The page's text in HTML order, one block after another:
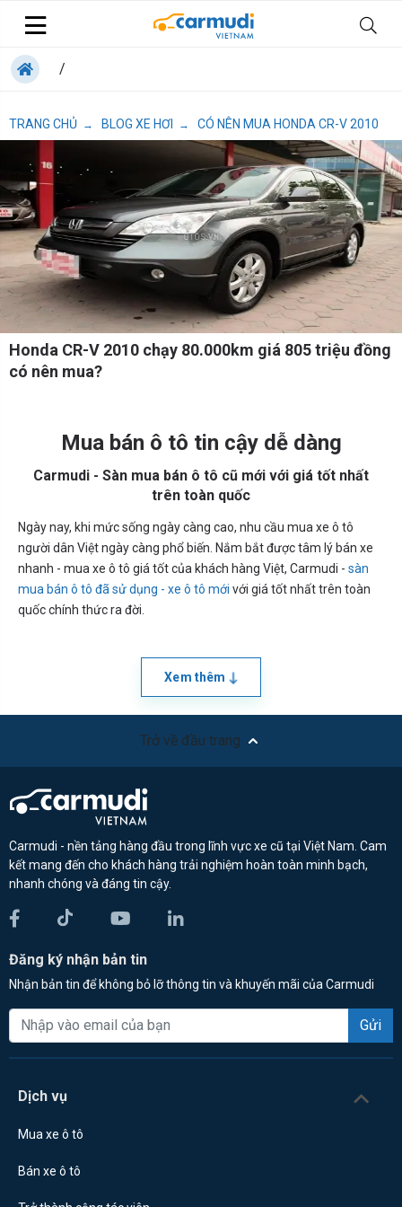
/
TRANG CHỦ → BLOG XE HƠI → CÓ NÊN MUA HONDA CR-V 2010
Honda CR-V 2010 chạy 80.000km giá 805 triệu đồng
có nên mua?
Mua bán ô tô tin cậy dễ dàng
Carmudi - Sàn mua bán ô tô cũ mới với giá tốt nhất
trên toàn quốc
Ngày nay, khi mức sống ngày càng cao, nhu cầu mua xe ô tô
người dân Việt ngày càng phổ biến. Nắm bắt được tâm lý bán xe
nhanh - mua xe ô tô giá tốt của khách hàng Việt, Carmudi - sàn
mua bán ô tô đã sử dụng - xe ô tô mới với giá tốt nhất trên toàn
quốc chính thức ra đời.
Xem thêm
Trở về đầu trang
Carmudi - nền tảng hàng đầu trong lĩnh vực xe cũ tại Việt Nam. Cam
kết mang đến cho khách hàng trải nghiệm hoàn toàn minh bạch,
nhanh chóng và đáng tin cậy.
Đăng ký nhận bản tin
Nhận bản tin để không bỏ lỡ thông tin và khuyến mãi của Carmudi
Gửi
Dịch vụ
Mua xe ô tô
Bán xe ô tô